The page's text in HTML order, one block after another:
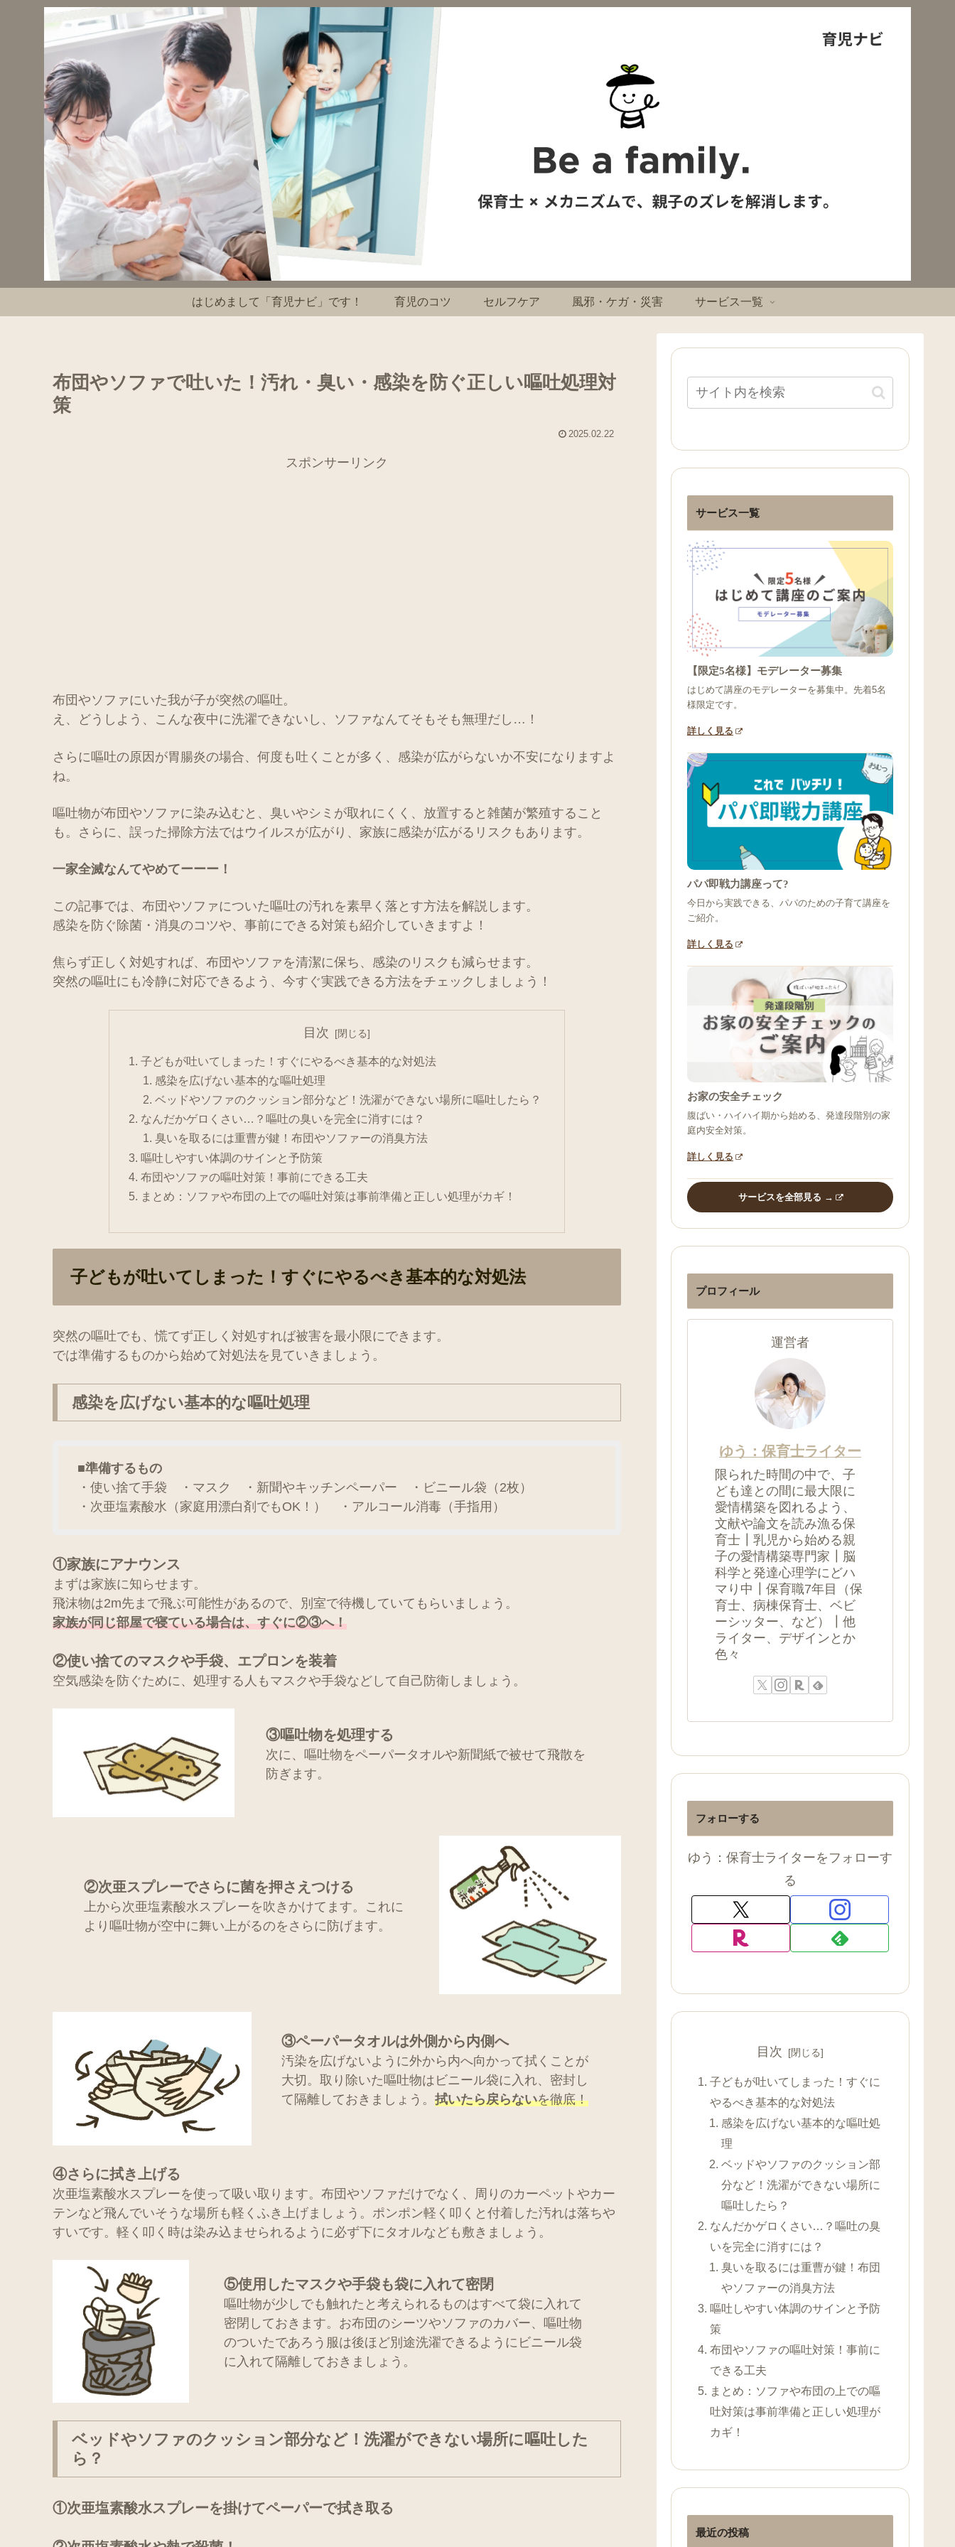
はじめまして「育児ナビ」です！ 育児のコツ セルフケア 風邪・ケガ・災害 サービス一覧
布団やソファで吐いた！汚れ・臭い・感染を防ぐ正しい嘔吐処理対
策
2025.02.22
スポンサーリンク
布団やソファにいた我が子が突然の嘔吐。
え、どうしよう、こんな夜中に洗濯できないし、ソファなんてそもそも無理だし…！
さらに嘔吐の原因が胃腸炎の場合、何度も吐くことが多く、感染が広がらないか不安になりますよ
ね。
嘔吐物が布団やソファに染み込むと、臭いやシミが取れにくく、放置すると雑菌が繁殖すること
も。さらに、誤った掃除方法ではウイルスが広がり、家族に感染が広がるリスクもあります。
一家全滅なんてやめてーーー！
この記事では、布団やソファについた嘔吐の汚れを素早く落とす方法を解説します。
感染を防ぐ除菌・消臭のコツや、事前にできる対策も紹介していきますよ！
焦らず正しく対処すれば、布団やソファを清潔に保ち、感染のリスクも減らせます。
突然の嘔吐にも冷静に対応できるよう、今すぐ実践できる方法をチェックしましょう！
目次
子どもが吐いてしまった！すぐにやるべき基本的な対処法
感染を広げない基本的な嘔吐処理
ベッドやソファのクッション部分など！洗濯ができない場所に嘔吐したら？
なんだかゲロくさい…？嘔吐の臭いを完全に消すには？
臭いを取るには重曹が鍵！布団やソファーの消臭方法
嘔吐しやすい体調のサインと予防策
布団やソファの嘔吐対策！事前にできる工夫
まとめ：ソファや布団の上での嘔吐対策は事前準備と正しい処理がカギ！
子どもが吐いてしまった！すぐにやるべき基本的な対処法
突然の嘔吐でも、慌てず正しく対処すれば被害を最小限にできます。
では準備するものから始めて対処法を見ていきましょう。
感染を広げない基本的な嘔吐処理
■準備するもの
・使い捨て手袋 ・マスク ・新聞やキッチンペーパー ・ビニール袋（2枚）
・次亜塩素酸水（家庭用漂白剤でもOK！） ・アルコール消毒（手指用）
①家族にアナウンス
まずは家族に知らせます。
飛沫物は2m先まで飛ぶ可能性があるので、別室で待機していてもらいましょう。
家族が同じ部屋で寝ている場合は、すぐに②③へ！
②使い捨てのマスクや手袋、エプロンを装着
空気感染を防ぐために、処理する人もマスクや手袋などして自己防衛しましょう。
③嘔吐物を処理する
次に、嘔吐物をペーパータオルや新聞紙で被せて飛散を
防ぎます。
②次亜スプレーでさらに菌を押さえつける
上から次亜塩素酸水スプレーを吹きかけてます。これに
より嘔吐物が空中に舞い上がるのをさらに防げます。
③ペーパータオルは外側から内側へ
汚染を広げないように外から内へ向かって拭くことが
大切。取り除いた嘔吐物はビニール袋に入れ、密封し
て隔離しておきましょう。 拭いたら戻らないを徹底！
④さらに拭き上げる
次亜塩素酸水スプレーを使って吸い取ります。布団やソファだけでなく、周りのカーペットやカー
テンなど飛んでいそうな場所も軽くふき上げましょう。ポンポン軽く叩くと付着した汚れは落ちや
すいです。軽く叩く時は染み込ませられるように必ず下にタオルなども敷きましょう。
⑤使用したマスクや手袋も袋に入れて密閉
嘔吐物が少しでも触れたと考えられるものはすべて袋に入れて
密閉しておきます。お布団のシーツやソファのカバー、嘔吐物
のついたであろう服は後ほど別途洗濯できるようにビニール袋
に入れて隔離しておきましょう。
ベッドやソファのクッション部分など！洗濯ができない場所に嘔吐した
ら？
①次亜塩素酸水スプレーを掛けてペーパーで拭き取る
サービス一覧
【限定5名様】モデレーター募集
はじめて講座のモデレーターを募集中。先着5名
様限定です。
詳しく見る
パパ即戦力講座って?
今日から実践できる、パパのための子育て講座を
ご紹介。
詳しく見る
お家の安全チェック
腹ばい・ハイハイ期から始める、発達段階別の家
庭内安全対策。
詳しく見る
サービスを全部見る →
プロフィール
運営者
ゆう：保育士ライター
限られた時間の中で、子
ども達との間に最大限に
愛情構築を図れるよう、
文献や論文を読み漁る保
育士┃乳児から始める親
子の愛情構築専門家┃脳
科学と発達心理学にどハ
マり中┃保育職7年目（保
育士、病棟保育士、ベビ
ーシッター、など）┃他
ライター、デザインとか
色々
フォローする
ゆう：保育士ライターをフォローす
る
目次
子どもが吐いてしまった！すぐに
やるべき基本的な対処法
感染を広げない基本的な嘔吐処
理
ベッドやソファのクッション部
分など！洗濯ができない場所に
嘔吐したら？
なんだかゲロくさい…？嘔吐の臭
いを完全に消すには？
臭いを取るには重曹が鍵！布団
やソファーの消臭方法
嘔吐しやすい体調のサインと予防
策
布団やソファの嘔吐対策！事前に
できる工夫
まとめ：ソファや布団の上での嘔
吐対策は事前準備と正しい処理が
カギ！
最近の投稿